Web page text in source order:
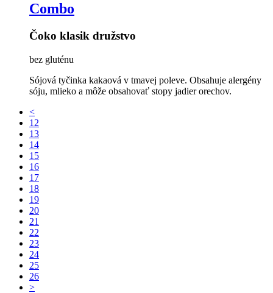
Combo
Čoko klasik družstvo
bez gluténu
Sójová tyčinka kakaová v tmavej poleve. Obsahuje alergény
sóju, mlieko a môže obsahovať stopy jadier orechov.
<
12
13
14
15
16
17
18
19
20
21
22
23
24
25
26
>